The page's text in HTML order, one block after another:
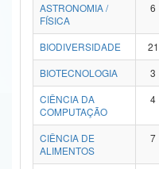
Secretaria de Governo
Advocacia-Geral da União
Banco Central do Brasil
ASTRONOMIA /
FÍSICA
6
BIODIVERSIDADE 21
BIOTECNOLOGIA
3
CIÊNCIA DA
COMPUTAÇÃO
4
CIÊNCIA DE
ALIMENTOS
7